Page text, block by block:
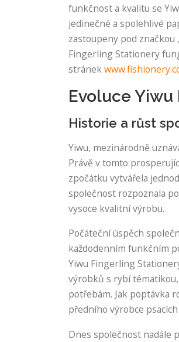
funkčnost a kvalitu se
jedinečné a spolehlivé
zastoupeny pod
Fingerling Stationery
stránek
Evoluce
Historie a růst
Yiwu, mezinárodně
Právě v tomto
zpočátku vytvářela
společnost rozpoznala
vysoce kvalitní výrobu.
Počáteční úspěch
každodenním funkčním
Yiwu Fingerling
výrobků s rybí
potřebám. Jak poptávka
předního výrobce
Dnes společnost nadále